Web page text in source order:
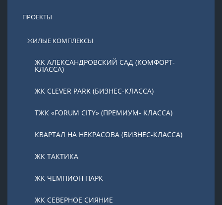
ПРОЕКТЫ
ЖИЛЫЕ КОМПЛЕКСЫ
ЖК АЛЕКСАНДРОВСКИЙ САД (КОМФОРТ-
КЛАССА)
ЖК CLEVER PARK (БИЗНЕС-КЛАССА)
ТЖК «FORUM CITY» (ПРЕМИУМ- КЛАССА)
КВАРТАЛ НА НЕКРАСОВА (БИЗНЕС-КЛАССА)
ЖК ТАКТИКА
ЖК ЧЕМПИОН ПАРК
ЖК СЕВЕРНОЕ СИЯНИЕ